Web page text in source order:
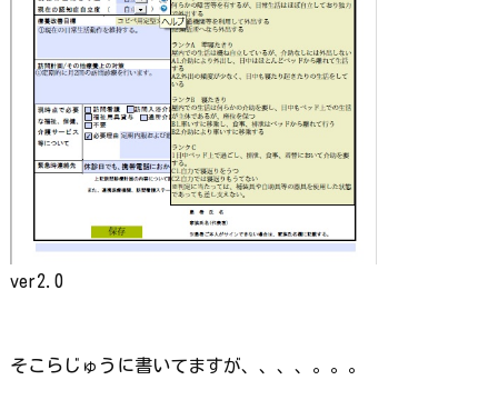
ver2.0
そこらじゅうに書いてますが、、、、。。。